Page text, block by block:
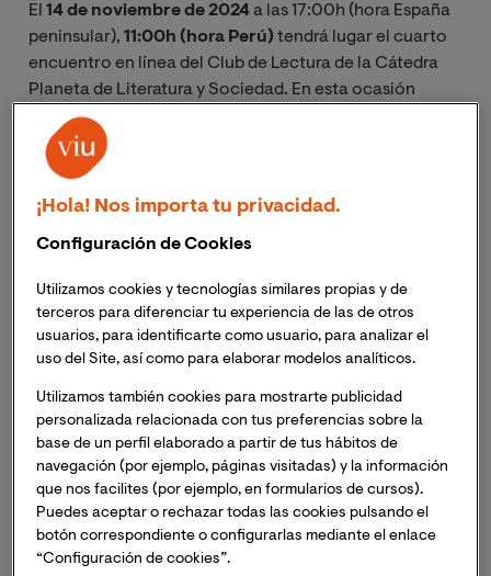
El 14 de noviembre de 2024a las 17:00h (hora España
peninsular), 11:00h (hora Perú) tendrá lugar el cuarto
encuentro en línea del Club de Lectura de la Cátedra
Planeta de Literatura y Sociedad. En esta ocasión
conversaremos sobre un clásico de la literatura del
siglo XX: Tiempo de silencio, del escritor Luis Martín-
Santos, por el centenario de su nacimiento
Inscripción necesaria. Recibirás el mismo día del
evento un enlace para acceder a la sesión.
Este encuentro está diseñado para dialogar y
reflexionar en grupo sobre la obra y todos sus
elementos. Se indagará en los personajes, la trama, la
atmósfera y el estilo personal del autor, y los
participantes podrán compartir su mirada y disfrutar
del intercambio de ideas.
En esta sesión recuperaremos la única novela
completa de su autor, que falleció en un accidente a
¡Hola! Nos importa tu privacidad.
Configuración de Cookies
Utilizamos cookies y tecnologías similares propias y de
terceros para diferenciar tu experiencia de las de otros
usuarios, para identificarte como usuario, para analizar el
uso del Site, así como para elaborar modelos analíticos.
Utilizamos también cookies para mostrarte publicidad
personalizada relacionada con tus preferencias sobre la
base de un perfil elaborado a partir de tus hábitos de
navegación (por ejemplo, páginas visitadas) y la información
que nos facilites (por ejemplo, en formularios de cursos).
Puedes aceptar o rechazar todas las cookies pulsando el
botón correspondiente o configurarlas mediante el enlace
“Configuración de cookies”.